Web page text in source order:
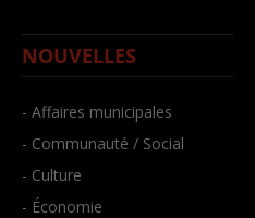
NOUVELLES
- Affaires municipales
- Communauté / Social
- Culture
- Économie